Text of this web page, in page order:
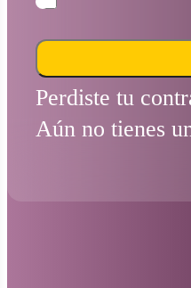
Perdiste tu
Aún no tienes